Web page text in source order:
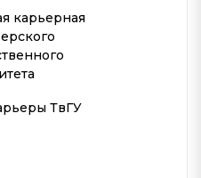
карьерная
ТвГУ